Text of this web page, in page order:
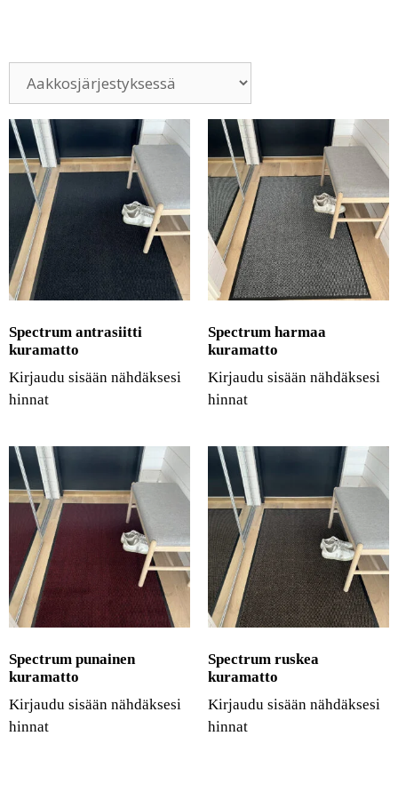
Spectrum antrasiitti
kuramatto
Kirjaudu sisään nähdäksesi
hinnat
Spectrum harmaa
kuramatto
Kirjaudu sisään nähdäksesi
hinnat
Spectrum punainen
kuramatto
Kirjaudu sisään nähdäksesi
hinnat
Spectrum ruskea
kuramatto
Kirjaudu sisään nähdäksesi
hinnat